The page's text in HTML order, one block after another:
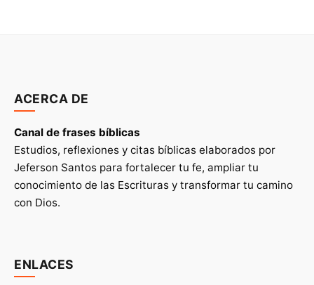
ACERCA DE
Canal de frases bíblicas
Estudios, reflexiones y citas bíblicas elaborados por
Jeferson Santos para fortalecer tu fe, ampliar tu
conocimiento de las Escrituras y transformar tu camino
con Dios.
ENLACES